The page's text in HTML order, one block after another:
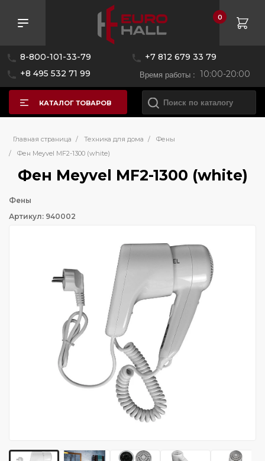
8-800-101-33-79
+7 812 679 33 79
+8 495 532 71 99
Время работы : 10:00-20:00
0
КАТАЛОГ ТОВАРОВ
Главная страница / Техника для дома /
Фены
/
Фен Meyvel MF2-1300 (white)
Фен Meyvel MF2-1300 (white)
Фены
Артикул: 940002